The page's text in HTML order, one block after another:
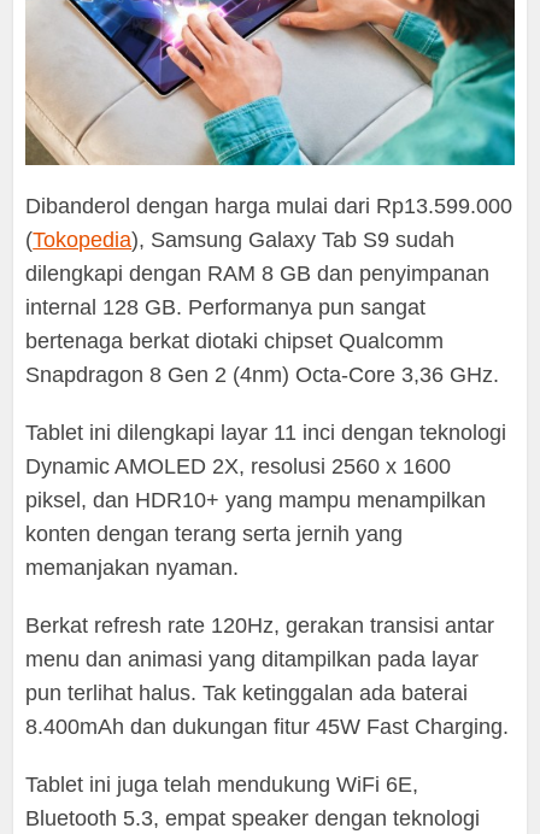
Dibanderol dengan harga mulai dari Rp13.599.000
(Tokopedia), Samsung Galaxy Tab S9 sudah
dilengkapi dengan RAM 8 GB dan penyimpanan
internal 128 GB. Performanya pun sangat
bertenaga berkat diotaki chipset Qualcomm
Snapdragon 8 Gen 2 (4nm) Octa-Core 3,36 GHz.
Tablet ini dilengkapi layar 11 inci dengan teknologi
Dynamic AMOLED 2X, resolusi 2560 x 1600
piksel, dan HDR10+ yang mampu menampilkan
konten dengan terang serta jernih yang
memanjakan nyaman.
Berkat refresh rate 120Hz, gerakan transisi antar
menu dan animasi yang ditampilkan pada layar
pun terlihat halus. Tak ketinggalan ada baterai
8.400mAh dan dukungan fitur 45W Fast Charging.
Tablet ini juga telah mendukung WiFi 6E,
Bluetooth 5.3, empat speaker dengan teknologi